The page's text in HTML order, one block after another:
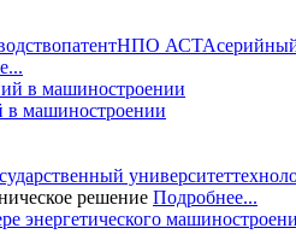
патентНПО АСТА
в машиностроении
университет
решение Подробнее...